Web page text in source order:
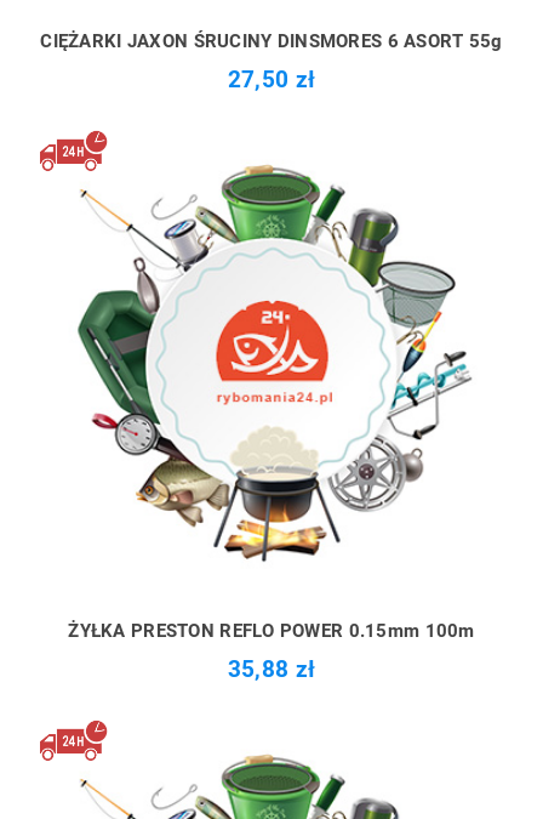
CIĘŻARKI JAXON ŚRUCINY DINSMORES 6 ASORT 55g
27,50 zł
ŻYŁKA PRESTON REFLO POWER 0.15mm 100m
35,88 zł